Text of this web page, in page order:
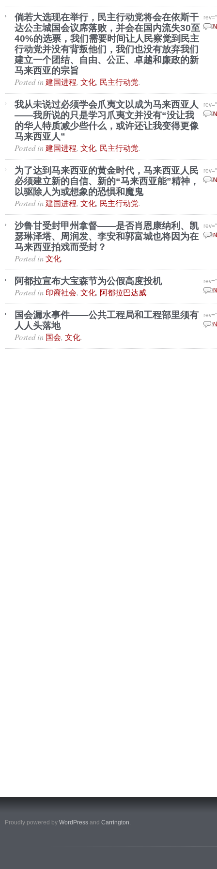
倘若大选现在举行，民主行动党将会在依斯干
达公主城国会议席落败，并会在国内流失30至
40%的选票，我们需要时间让人民察觉到民主
行动党并没有背叛他们，我们也没有放弃我们
建立一个团结、自由、公正、卓越和廉政的新
马来西亚的宗旨
Posted in 建国进程, 文化, 民主行动党.
我从未说过必须学会爪夷文以成为马来西亚人
——我所说的只是学习爪夷文并没有“没让我
的华人特质减少些什么，或许还让我变得更像
马来西亚人”
Posted in 建国进程, 文化, 民主行动党.
为了达到马来西亚的黄金时代，马来西亚人民
必须建立新的自信、新的“马来西亚能”精神，
以驱除人为或想象的恐惧和魔鬼
Posted in 建国进程, 文化, 民主行动党.
沙鲁甘受封甲州拿督——是否肖恩康纳利、凯
瑟琳泽塔、周润发、李安和郭富城也将因为在
马来西亚拍戏而受封？
Posted in 文化.
阿都拉宣布大宝森节为公假高度投机
Posted in 印裔社会, 文化, 阿都拉巴达威.
国会漏水事件——公共工程局和工程部里须有
人人头落地
May
Posted in 国会, 文化.
Proudly powered by WordPress and Carrington.